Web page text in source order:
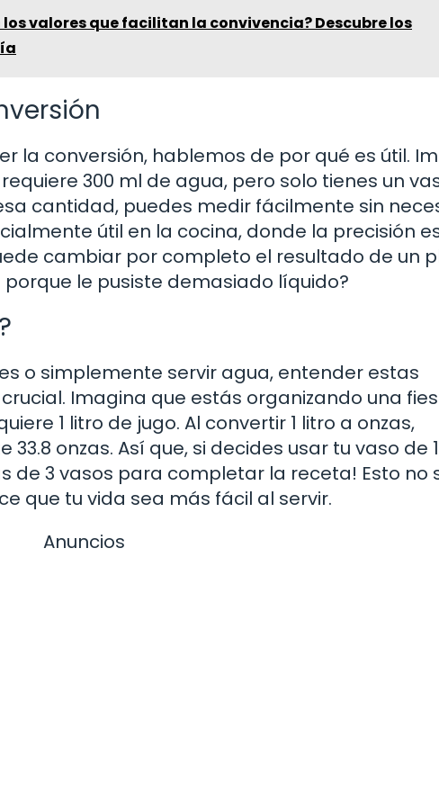
los valores que facilitan la convivencia? Descubre los
la conversión, hablemos de por qué es útil.
300 ml de agua, pero solo tienes un
cantidad, puedes medir fácilmente sin
útil en la cocina, donde la precisión
cambiar por completo el resultado de un
le pusiste demasiado líquido?
o simplemente servir agua, entender estas
Imagina que estás organizando una
1 litro de jugo. Al convertir 1 litro a onzas,
onzas. Así que, si decides usar tu vaso de
de 3 vasos para completar la receta! Esto no
que tu vida sea más fácil al servir.
Anuncios